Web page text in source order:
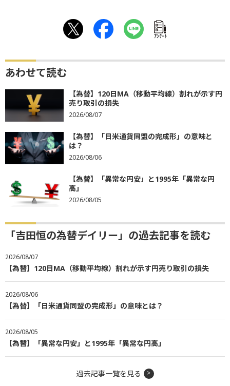
ｱﾝｹｰﾄ
あわせて読む
【為替】120日MA（移動平均線）割れが示す円
売り取引の損失
2026/08/07
【為替】「日米通貨同盟の完成形」の意味と
は？
2026/08/06
【為替】「異常な円安」と1995年「異常な円
高」
2026/08/05
「吉田恒の為替デイリー」の過去記事を読む
2026/08/07
【為替】120日MA（移動平均線）割れが示す円売り取引の損失
2026/08/06
【為替】「日米通貨同盟の完成形」の意味とは？
2026/08/05
【為替】「異常な円安」と1995年「異常な円高」
過去記事一覧を見る